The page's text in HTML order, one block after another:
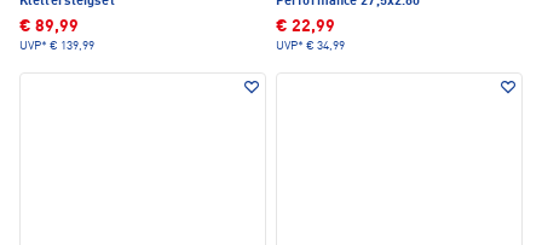
€ 89,99
UVP* € 139,99
€ 22,99
UVP* € 34,99